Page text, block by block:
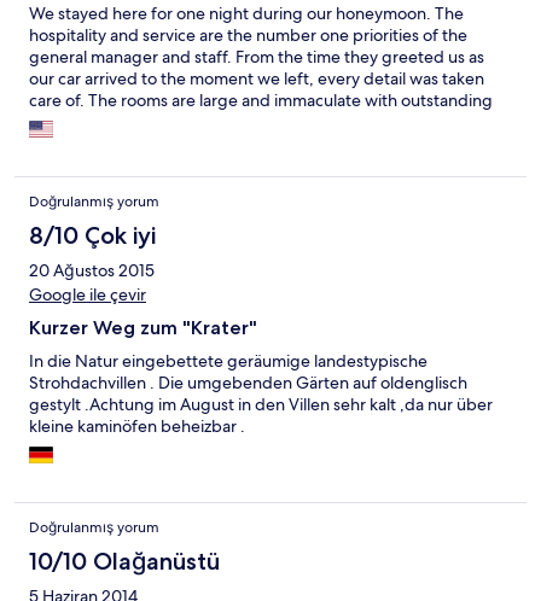
We stayed here for one night during our honeymoon. The
hospitality and service are the number one priorities of the
general manager and staff. From the time they greeted us as
our car arrived to the moment we left, every detail was taken
care of. The rooms are large and immaculate with outstanding
views from the porch, the lodge is well-decorated and the food
is excellent. But what we will remember most is the friendliness
Doğrulanmış yorum
8/10 Çok iyi
20 Ağustos 2015
Google ile çevir
Kurzer Weg zum "Krater"
In die Natur eingebettete geräumige landestypische
Strohdachvillen . Die umgebenden Gärten auf oldenglisch
gestylt .Achtung im August in den Villen sehr kalt ,da nur über
kleine kaminöfen beheizbar .
Doğrulanmış yorum
10/10 Olağanüstü
5 Haziran 2014